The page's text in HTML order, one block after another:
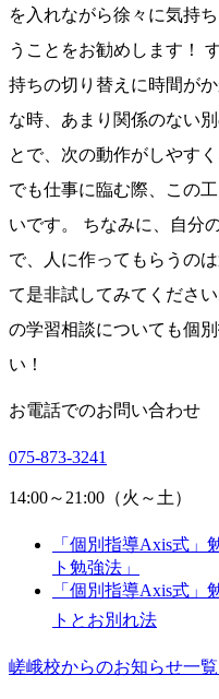
を入れながら徐々に気持
うことをお勧めします！
持ちの切り替えに時間が
な時、あまり関係のない
とで、次の動作がしやす
でも仕事に臨む際、この
いです。 ちなみに、自分
で、人に作ってもらうの
て是非試してみてくださ
の学習相談についても個
い！
お電話でのお問い合わせ
075-873-3241
14:00～21:00（火～土）
「個別指導Axis式
ト勉強法」
「個別指導Axis式
トとお別れ法
嵯峨校からのお知らせ一覧